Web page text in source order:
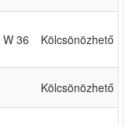
36 Kölcsönözhető
Kölcsönözhető